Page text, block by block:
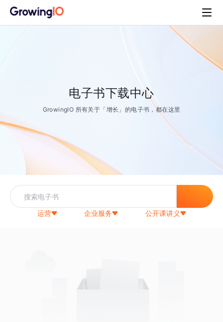
电子书下载中心
GrowingIO 所有关于「增长」的电子书，都在这里
运营 企业服务 公开课讲义